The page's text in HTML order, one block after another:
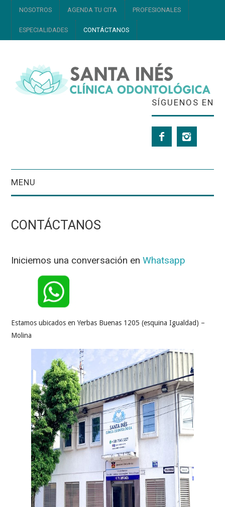
NOSOTROS AGENDA TU CITA PROFESIONALES
ESPECIALIDADES CONTÁCTANOS
SÍGUENOS EN
MENU
AGENDA TU CITA
PROFESIONALES
ESPECIALIDADES
CONTÁCTANOS
CONTÁCTANOS
Iniciemos una conversación enWhatsapp
Estamos ubicados en Yerbas Buenas 1205 (esquina Igualdad) –
Molina